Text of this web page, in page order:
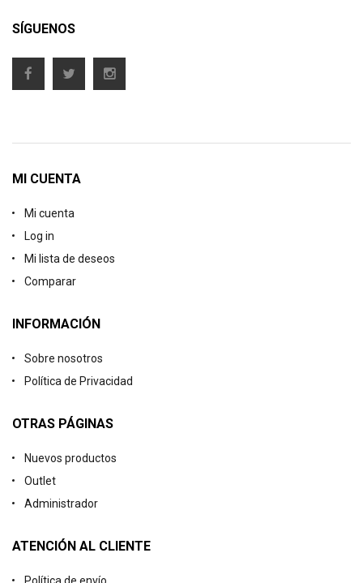
SÍGUENOS
MI CUENTA
Mi cuenta
Log in
Mi lista de deseos
Comparar
INFORMACIÓN
Sobre nosotros
Política de Privacidad
OTRAS PÁGINAS
Nuevos productos
Outlet
Administrador
ATENCIÓN AL CLIENTE